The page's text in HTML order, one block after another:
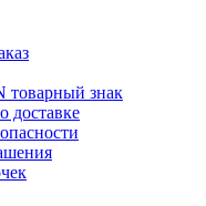
товарный знак
доставке